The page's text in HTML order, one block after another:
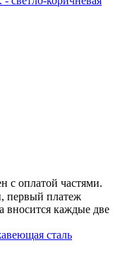
с оплатой частями.
первый платеж
вносится каждые две
сталь